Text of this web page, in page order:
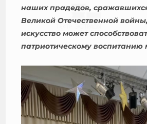
наших прадедов,
Великой Отечественной
искусство может
патриотическомувоспитанию
Видеоплеер